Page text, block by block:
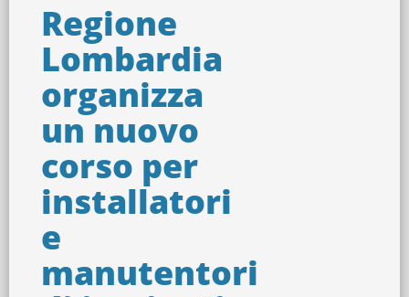
Regione
Lombardia
organizza
un nuovo
corso per
installatori
e
manutentori